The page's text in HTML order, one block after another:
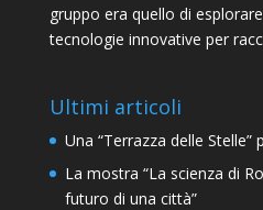
gruppo era quello di
tecnologie innovative per
Ultimi articoli
Una “Terrazza delle Stelle”
La mostra “La scienza di
futuro di una città”